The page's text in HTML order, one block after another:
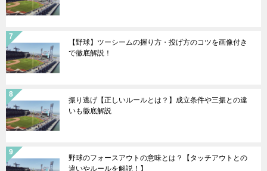
【野球】ツーシームの握り方・投げ方のコツを画像付き
で徹底解説！
振り逃げ【正しいルールとは？】成立条件や三振との違
いも徹底解説
野球のフォースアウトの意味とは？【タッチアウトとの
違いやルールを解説！】